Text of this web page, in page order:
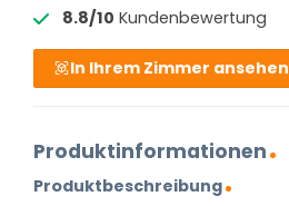
8.8/10 Kundenbewertung
In Ihrem Zimmer ansehen
Produktinformationen
Produktbeschreibung